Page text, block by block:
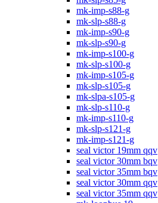
mk-imp-s88-g
mk-slp-s88-g
mk-imp-s90-g
mk-slp-s90-g
mk-imp-s100-g
mk-slp-s100-g
mk-imp-s105-g
mk-slp-s105-g
mk-slpa-s105-g
mk-slp-s110-g
mk-imp-s110-g
mk-slp-s121-g
mk-imp-s121-g
seal victor 19mm qqv
seal victor 30mm bqv
seal victor 35mm bqv
seal victor 30mm qqv
seal victor 35mm qqv